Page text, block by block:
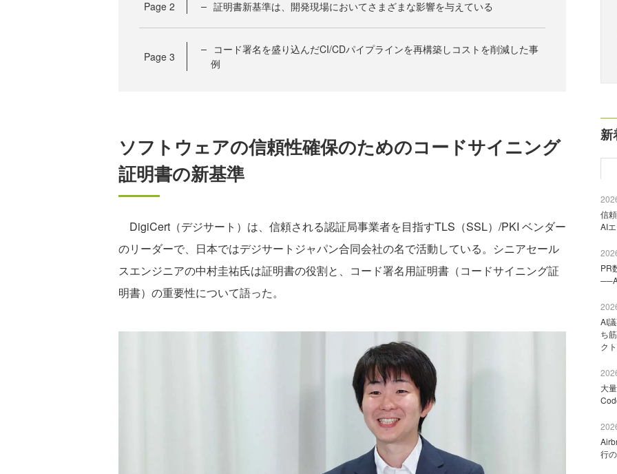
Page 2 証明書新基準は、開発現場においてさまざまな影響を与えている
Page 3
コード署名を盛り込んだCI/CDパイプラインを再構築しコストを削減した事
例
ソフトウェアの信頼性確保のためのコードサイニング
証明書の新基準
DigiCert（デジサート）は、信頼される認証局事業者を目指すTLS（SSL）/PKI ベンダー
のリーダーで、日本ではデジサートジャパン合同会社の名で活動している。シニアセール
スエンジニアの中村圭祐氏は証明書の役割と、コード署名用証明書（コードサイニング証
明書）の重要性について語った。
新
信
AI
PR
AI
ち
ク
大
行